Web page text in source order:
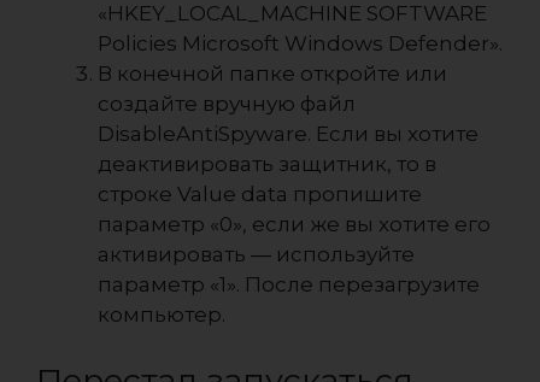
«HKEY_LOCAL_MACHINE SOFTWARE
Policies Microsoft Windows Defender».
В конечной папке откройте или
создайте вручную файл
DisableAntiSpyware. Если вы хотите
деактивировать защитник, то в
строке Value data пропишите
параметр «0», если же вы хотите его
активировать — используйте
параметр «1». После перезагрузите
компьютер.